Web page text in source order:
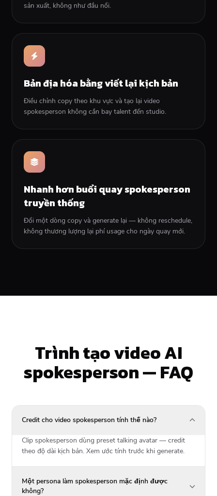
sản xuất, không như đầu nổi.
Bản địa hóa bằng viết lại kịch bản
Điều chỉnh copy theo khu vực và tạo lại video
spokesperson không cần bay talent đến studio.
Nhanh hơn buổi quay spokesperson
truyền thống
Đổi một dòng copy và generate lại — không reschedule,
không thương lượng lại phí usage cho ngày quay mới.
Trình tạo video AI
spokesperson — FAQ
Credit cho video spokesperson tính thế nào?
Clip spokesperson dùng preset talking avatar — credit
theo độ dài kịch bản. Xem ước tính trước khi generate.
Một persona làm spokesperson mặc định được
không?